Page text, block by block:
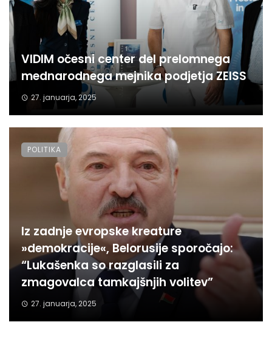
VIDIM očesni center del prelomnega
mednarodnega mejnika podjetja ZEISS
27. januarja, 2025
Iz zadnje evropske kreature
»demokracije«, Belorusije sporočajo:
“Lukašenka so razglasili za
zmagovalca tamkajšnjih volitev”
27. januarja, 2025
POLITIKA